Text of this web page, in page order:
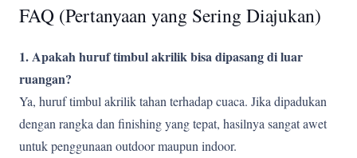
FAQ (Pertanyaan yang Sering Diajukan)
1. Apakah huruf timbul akrilik bisa dipasang di luar
ruangan?
Ya, huruf timbul akrilik tahan terhadap cuaca. Jika dipadukan
dengan rangka dan finishing yang tepat, hasilnya sangat awet
untuk penggunaan outdoor maupun indoor.